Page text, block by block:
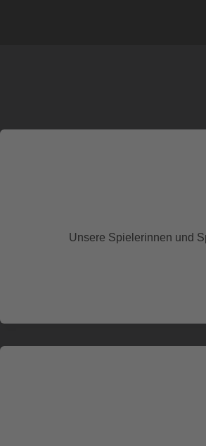
Unsere Spielerinnen und